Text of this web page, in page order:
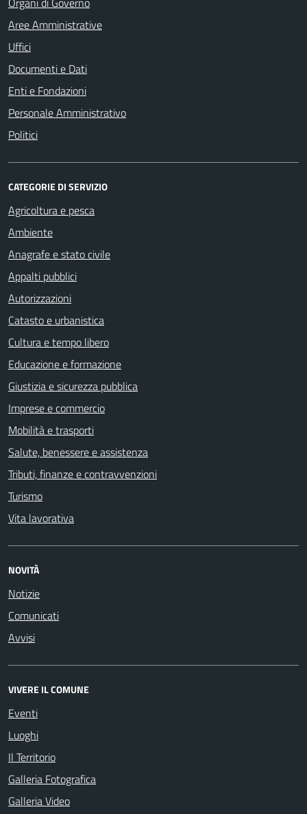
Aree Amministrative
Uffici
Documenti e Dati
Enti e Fondazioni
Personale Amministrativo
Politici
CATEGORIE DI SERVIZIO
Agricoltura e pesca
Ambiente
Anagrafe e stato civile
Appalti pubblici
Autorizzazioni
Catasto e urbanistica
Cultura e tempo libero
Educazione e formazione
Giustizia e sicurezza pubblica
Imprese e commercio
Mobilità e trasporti
Salute, benessere e assistenza
Tributi, finanze e contravvenzioni
Turismo
Vita lavorativa
NOVITÀ
Notizie
Comunicati
Avvisi
VIVERE IL COMUNE
Eventi
Luoghi
Il Territorio
Galleria Fotografica
Galleria Video